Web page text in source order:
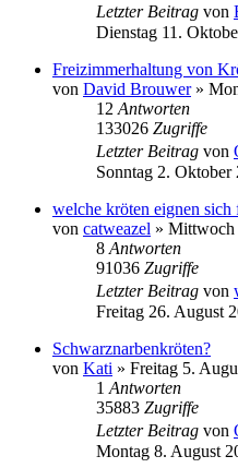
Letzter Beitrag von
Dienstag 11.
Freizimmerhaltung von
von David Brouwer»
12 Antworten
133026 Zugriffe
Letzter Beitrag von
Sonntag 2. Oktober
welche kröten eignen
von catweazel » Mittwoch
8 Antworten
91036 Zugriffe
Letzter Beitrag von
Freitag 26. August
Schwarznarbenkröten?
von Kati » Freitag 5.
1 Antworten
35883 Zugriffe
Letzter Beitrag von
Montag 8. August